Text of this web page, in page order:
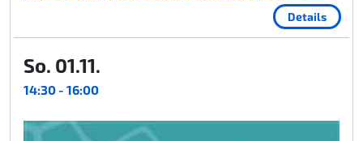
Details
So. 01.11.
14:30 - 16:00